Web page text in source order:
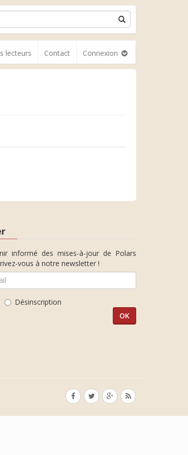
lecteurs Contact Connexion
informé des mises-à-jour de Polars
vous à notre newsletter !
Désinscription